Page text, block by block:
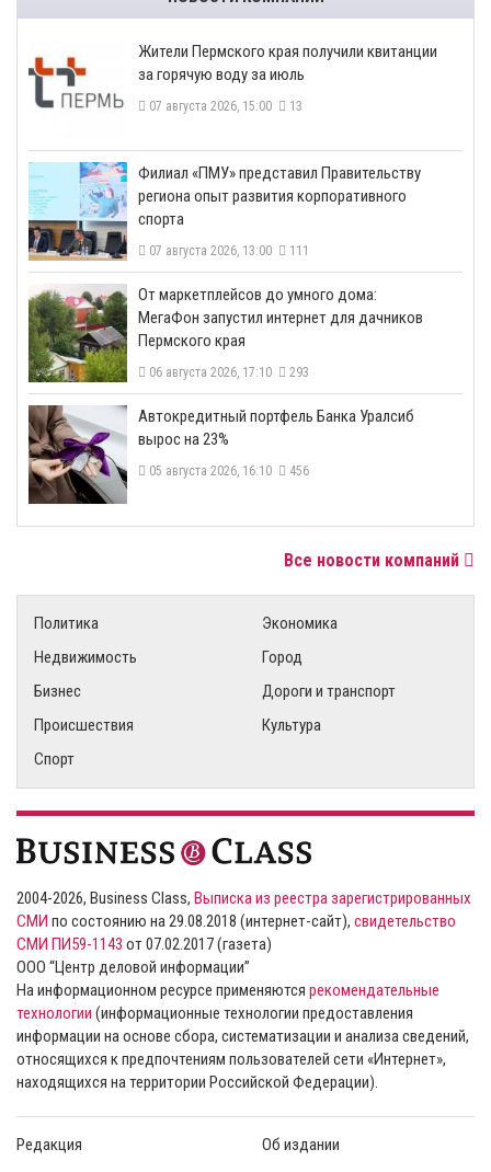
​Жители Пермского края получили квитанции
за горячую воду за июль
07 августа 2026, 15:00 13
​Филиал «ПМУ» представил Правительству
региона опыт развития корпоративного
спорта
07 августа 2026, 13:00 111
От маркетплейсов до умного дома:
МегаФон запустил интернет для дачников
Пермского края
06 августа 2026, 17:10 293
​Автокредитный портфель Банка Уралсиб
вырос на 23%
05 августа 2026, 16:10 456
Все новости компаний
Политика
Экономика
Недвижимость
Город
Бизнес
Дороги и транспорт
Происшествия
Культура
Спорт
2004-2026, Business Class, Выписка из реестра зарегистрированных
СМИ по состоянию на 29.08.2018 (интернет-сайт), свидетельство
СМИ ПИ59-1143 от 07.02.2017 (газета)
ООО “Центр деловой информации”
На информационном ресурсе применяются рекомендательные
технологии (информационные технологии предоставления
информации на основе сбора, систематизации и анализа сведений,
относящихся к предпочтениям пользователей сети «Интернет»,
находящихся на территории Российской Федерации).
Редакция Об издании